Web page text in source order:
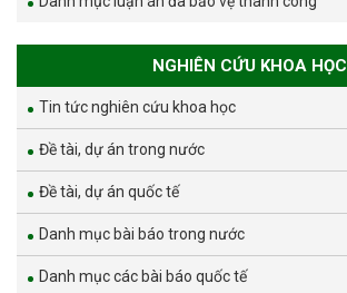
NGHIÊN CỨU KHOA HỌC
Tin tức nghiên cứu khoa học
Đề tài, dự án trong nước
Đề tài, dự án quốc tế
Danh mục bài báo trong nước
Danh mục các bài báo quốc tế